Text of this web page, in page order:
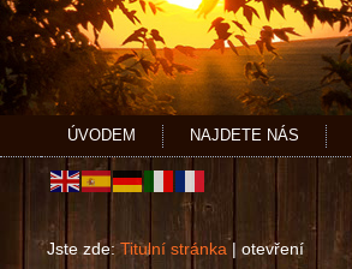
ÚVODEM NAJDETE NÁS
Jste zde:Titulní stránka| otevření